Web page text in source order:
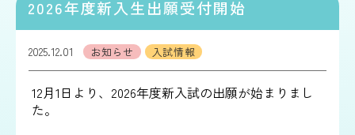
2026年度新入生出願受付開始
2025.12.01 お知らせ 入試情報
12月1日より、2026年度新入試の出願が始まりまし
た。